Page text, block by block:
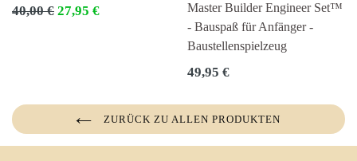
Normaler
40,00 € 27,95 €
Master Builder Engineer Set™
- Bauspaß für Anfänger -
Baustellenspielzeug
Normaler
49,95 €
ZURÜCK ZU ALLEN PRODUKTEN